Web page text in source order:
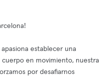
establecer una
en movimiento, nuestra
por desafiarnos